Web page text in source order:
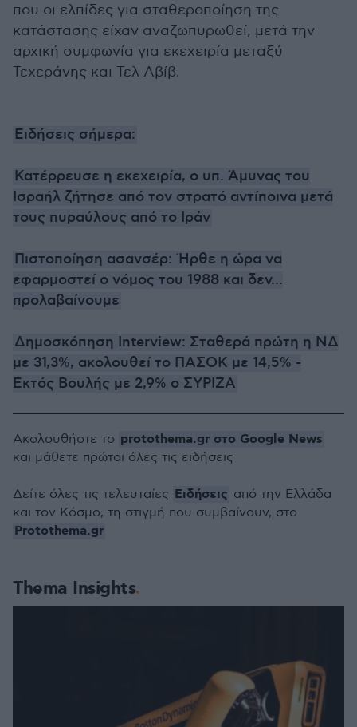
που οι ελπίδες για σταθεροποίηση της
κατάστασης είχαν αναζωπυρωθεί, μετά την
αρχική συμφωνία για εκεχειρία μεταξύ
Τεχεράνης και Τελ Αβίβ.
Ειδήσεις σήμερα:
Κατέρρευσε η εκεχειρία, ο υπ. Άμυνας του
Ισραήλ ζήτησε από τον στρατό αντίποινα μετά
τους πυραύλους από το Ιράν
Πιστοποίηση ασανσέρ: Ήρθε η ώρα να
εφαρμοστεί ο νόμος του 1988 και δεν...
προλαβαίνουμε
Δημοσκόπηση Interview: Σταθερά πρώτη η ΝΔ
με 31,3%, ακολουθεί το ΠΑΣΟΚ με 14,5% -
Εκτός Βουλής με 2,9% ο ΣΥΡΙΖΑ
Thema Insights
Ακολουθήστε το protothema.gr στο Google News
και μάθετε πρώτοι όλες τις ειδήσεις
Δείτε όλες τις τελευταίες Ειδήσεις από την Ελλάδα
και τον Κόσμο, τη στιγμή που συμβαίνουν, στο
Protothema.gr